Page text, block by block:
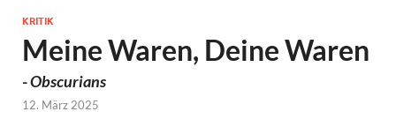
KRITIK
Meine Waren, Deine Waren
-Obscurians
12. März 2025